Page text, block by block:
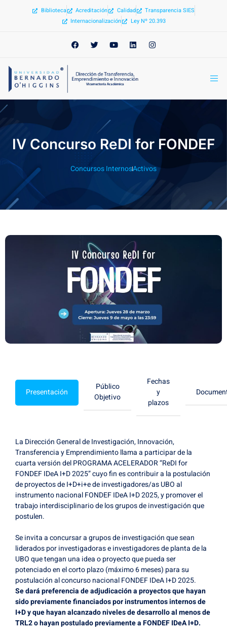
Biblioteca Acreditación Calidad
Transparencia SIES
Internacionalización
Ley Nº 20.393
IV Concurso ReDI for FONDEF
Concursos InternosActivos
Presentación
Público
Objetivo
Fechas
y
plazos
La Dirección General de Investigación, Innovación,
Transferencia y Emprendimiento llama a participar de la
cuarta versión del PROGRAMA ACELERADOR “ReDI for
FONDEF IDeA I+D 2025” cuyo fin es contribuir a la postulación
de proyectos de I+D+i+e de investigadores/as UBO al
instrumento nacional FONDEF IDeA I+D 2025, y promover el
trabajo interdisciplinario de los grupos de investigación que
postulen.
Se invita a concursar a grupos de investigación que sean
liderados por investigadoras e investigadores de planta de la
UBO que tengan una idea o proyecto que pueda ser
potenciado en el corto plazo (máximo 6 meses) para su
postulación al concurso nacional FONDEF IDeA I+D 2025.
Se dará preferencia de adjudicación a proyectos que hayan
sido previamente financiados por instrumentos internos de
I+D y que hayan alcanzado niveles de desarrollo al menos de
TRL2 o hayan postulado previamente a FONDEF IDeA I+D.